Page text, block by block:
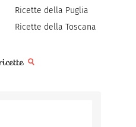
Ricette della Puglia
Ricette della Toscana